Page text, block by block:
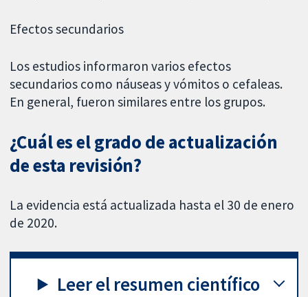
Efectos secundarios
Los estudios informaron varios efectos
secundarios como náuseas y vómitos o cefaleas.
En general, fueron similares entre los grupos.
¿Cuál es el grado de actualización
de esta revisión?
La evidencia está actualizada hasta el 30 de enero
de 2020.
Leer el resumen científico